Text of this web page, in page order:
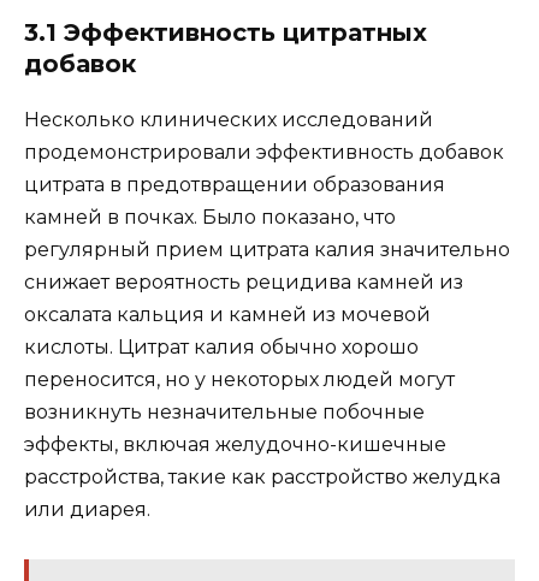
3.1 Эффективность цитратных
добавок
Несколько клинических исследований
продемонстрировали эффективность добавок
цитрата в предотвращении образования
камней в почках. Было показано, что
регулярный прием цитрата калия значительно
снижает вероятность рецидива камней из
оксалата кальция и камней из мочевой
кислоты. Цитрат калия обычно хорошо
переносится, но у некоторых людей могут
возникнуть незначительные побочные
эффекты, включая желудочно-кишечные
расстройства, такие как расстройство желудка
или диарея.